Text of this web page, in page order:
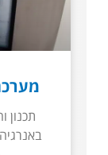
תכנון